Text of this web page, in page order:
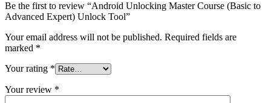
Be the first to review “Android Unlocking Master Course (Basic to
Advanced Expert) Unlock Tool”
Your email address will not be published. Required fields are
marked *
Your rating *
Your review *